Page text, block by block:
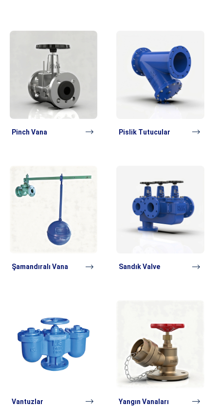
Pinch Vana Pislik Tutucular
Şamandıralı Vana Sandık Valve
Vantuzlar Yangın Vanaları